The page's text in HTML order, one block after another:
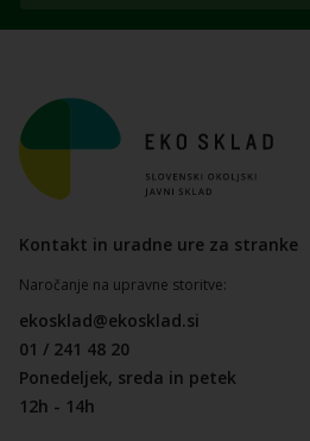
Kontakt in uradne ure za stranke
Naročanje na upravne storitve:
ekosklad@ekosklad.si
01 / 241 48 20
Ponedeljek, sreda in petek
12h - 14h